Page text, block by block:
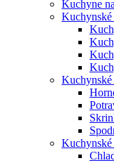
Kuchyne
Kuchynské